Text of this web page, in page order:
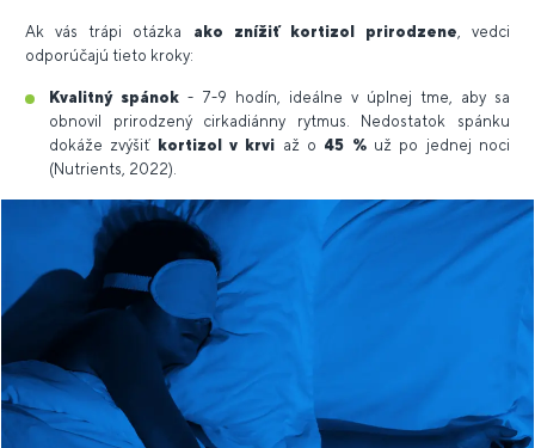
Ak vás trápi otázka ako znížiť kortizol prirodzene , vedci
odporúčajú tieto kroky:
Kvalitný spánok - 7-9 hodín, ideálne v úplnej tme, aby sa
obnovil prirodzený cirkadiánny rytmus. Nedostatok spánku
dokáže zvýšiť kortizol v krvi až o 45 %už po jednej noci
(Nutrients, 2022).